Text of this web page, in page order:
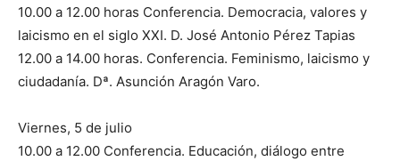
10.00 a 12.00 horas Conferencia. Democracia, valores y
laicismo en el siglo XXI. D. José Antonio Pérez Tapias
12.00 a 14.00 horas. Conferencia. Feminismo, laicismo y
ciudadanía. Dª. Asunción Aragón Varo.
Viernes, 5 de julio
10.00 a 12.00 Conferencia. Educación, diálogo entre